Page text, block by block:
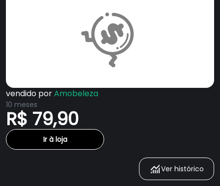
vendido porAmobeleza
10 meses
R$ 79,90
Ir à loja
Ver histórico